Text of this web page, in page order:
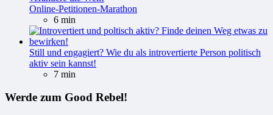
Online-Petitionen-Marathon
6 min
Still und engagiert? Wie du als introvertierte Person politisch
aktiv sein kannst!
7 min
Werde zum Good Rebel!